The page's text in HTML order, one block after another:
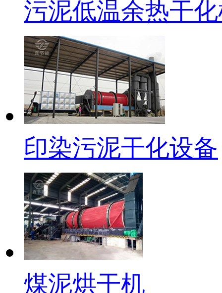
污泥低温余热干
印染污泥干化设备
煤泥烘干机